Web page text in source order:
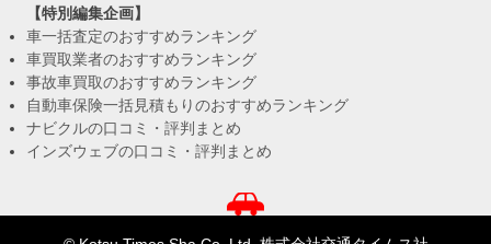
【特別編集企画】
車一括査定のおすすめランキング
車買取業者のおすすめランキング
事故車買取のおすすめランキング
自動車保険一括見積もりのおすすめランキング
ナビクルの口コミ・評判まとめ
インズウェブの口コミ・評判まとめ